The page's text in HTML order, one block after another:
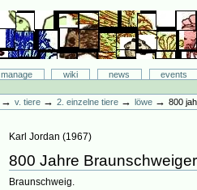
manage wiki news
events
→v. tiere →2. einzelne tiere →löwe →800
Karl Jordan (1967)
800 Jahre
Braunschweig.